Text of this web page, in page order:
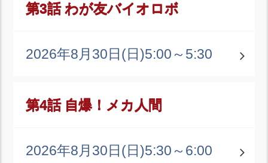
第3話 わが友バイオロボ
2026年8月30日(日)5:00～5:30
第4話 自爆！メカ人間
2026年8月30日(日)5:30～6:00